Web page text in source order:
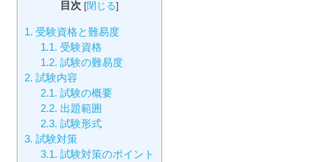
目次 [閉じる]
1. 受験資格と難易度
1.1. 受験資格
1.2. 試験の難易度
2. 試験内容
2.1. 試験の概要
2.2. 出題範囲
2.3. 試験形式
3. 試験対策
3.1. 試験対策のポイント